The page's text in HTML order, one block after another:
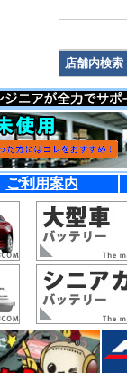
ご利用案内